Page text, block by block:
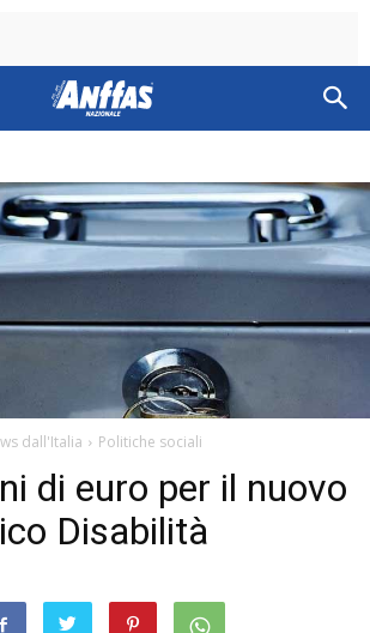
dall'Italia Politiche sociali
di euro per il nuovo
Disabilità